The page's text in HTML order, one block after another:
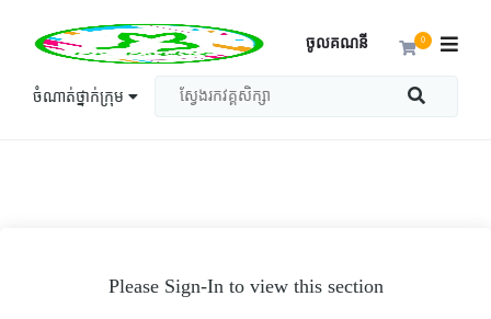
ចំណាត់ថ្នាក់ក្រុម
0
ចូលគណនី
Please Sign-In to view this section